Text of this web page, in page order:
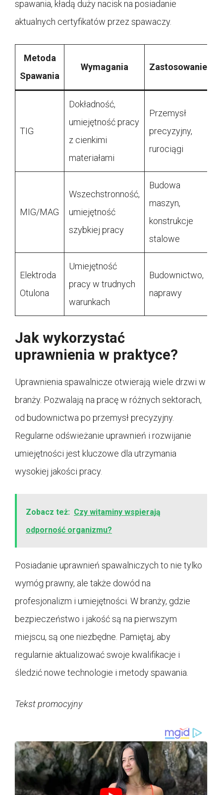
spawania, kładą duży nacisk na posiadanie
aktualnych certyfikatów przez spawaczy.
Metoda
Spawania
Wymagania Zastosowanie
TIG
Dokładność,
umiejętność pracy
z cienkimi
materiałami
Przemysł
precyzyjny,
rurociągi
MIG/MAG
Wszechstronność,
umiejętność
szybkiej pracy
Budowa
maszyn,
konstrukcje
stalowe
Elektroda
Otulona
Umiejętność
pracy w trudnych
warunkach
Budownictwo,
naprawy
Jak wykorzystać
uprawnienia w praktyce?
Uprawnienia spawalnicze otwierają wiele drzwi w
branży. Pozwalają na pracę w różnych sektorach,
od budownictwa po przemysł precyzyjny.
Regularne odświeżanie uprawnień i rozwijanie
umiejętności jest kluczowe dla utrzymania
wysokiej jakości pracy.
Zobacz też: Czy witaminy wspierają
odporność organizmu?
Posiadanie uprawnień spawalniczych to nie tylko
wymóg prawny, ale także dowód na
profesjonalizm i umiejętności. W branży, gdzie
bezpieczeństwo i jakość są na pierwszym
miejscu, są one niezbędne. Pamiętaj, aby
regularnie aktualizować swoje kwalifikacje i
śledzić nowe technologie i metody spawania.
Tekst promocyjny